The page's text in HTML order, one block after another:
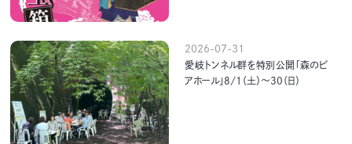
2026-07-31
愛岐トンネル群を特別公開「森のビ
アホール」8/1（土）～30（日）